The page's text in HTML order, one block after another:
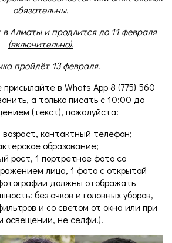
обязательны.
Алматы и продлится до 11 февраля
(включительно).
пройдёт 13 февраля.
в Whats App 8 (775) 560
а только писать с 10:00 до
(текст), пожалуйста:
контактный телефон;
образование;
рост, 1 портретное фото со
лица, 1 фото с открытой
должны отображать
без очков и головных уборов,
и со светом от окна или при
освещении, не селфи!).